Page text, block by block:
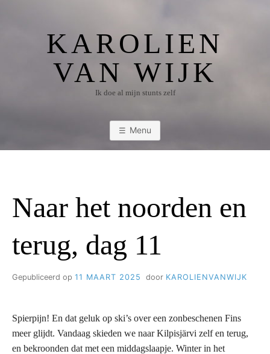
KAROLIEN
VAN WIJK
Ik doe al mijn stunts zelf
Menu
Naar het noorden en
terug, dag 11
Gepubliceerd op 11 MAART 2025 door KAROLIENVANWIJK
Spierpijn! En dat geluk op ski’s over een zonbeschenen Fins
meer glijdt. Vandaag skieden we naarKilpisjärvi zelf en terug,
en bekroonden dat met een middagslaapje. Winter in het